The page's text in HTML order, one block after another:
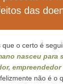
das
que o certo é
nasceu para
empreendedor
não é o